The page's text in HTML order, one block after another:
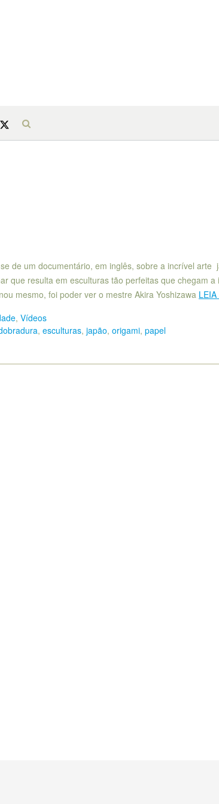
de um documentário, em inglês, sobre a incrível arte
que resulta em esculturas tão perfeitas que chegam a
mesmo, foi poder ver o mestre Akira Yoshizawa
, Vídeos
, esculturas, japão, origami, papel